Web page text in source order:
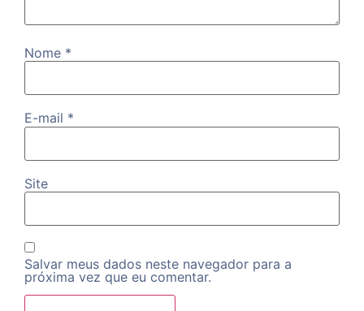
Nome *
E-mail *
Site
Salvar meus dados neste navegador para a
próxima vez que eu comentar.